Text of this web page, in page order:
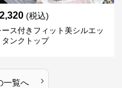
(税込)
ース付きフィット美シルエッ
タンクトップ
一覧へ ›